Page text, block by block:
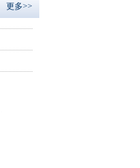
更多>>